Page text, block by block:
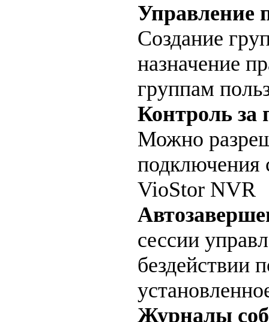
Управление
Создание
назначение
группам
Контроль
Можно
подключения
VioStor NVR
сессии
бездействии
Журналы